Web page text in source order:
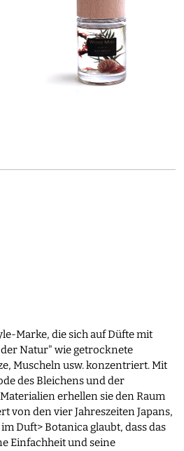
Marke, die sich auf Düfte mit
Natur" wie getrocknete
Muscheln usw. konzentriert. Mit
des Bleichens und der
erhellen sie den Raum
von den vier Jahreszeiten Japans,
Duft> Botanica glaubt, dass das
Einfachheit und seine